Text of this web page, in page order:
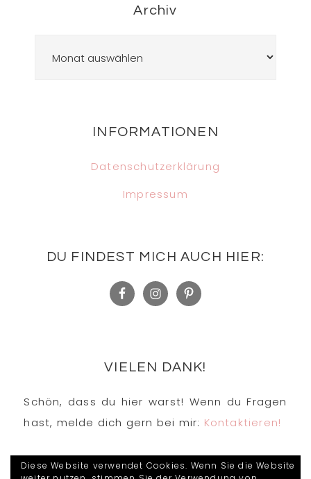
Archiv
INFORMATIONEN
Datenschutzerklärung
Impressum
DU FINDEST MICH AUCH HIER:
VIELEN DANK!
Schön, dass du hier warst! Wenn du Fragen
hast, melde dich gern bei mir: Kontaktieren!
Diese Website verwendet Cookies. Wenn Sie die Website